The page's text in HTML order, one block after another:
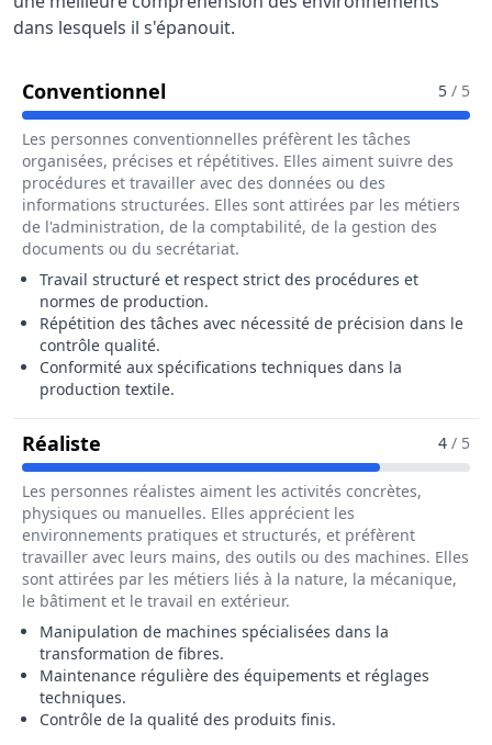
dans lesquels il s'épanouit.
ConventionnelPour Le Métier De Fileur / 5 / 5
Les personnes conventionnelles préfèrent les tâches
organisées, précises et répétitives. Elles aiment suivre des
procédures et travailler avec des données ou des
informations structurées. Elles sont attirées par les métiers
de l'administration, de la comptabilité, de la gestion des
documents ou du secrétariat.
Travail structuré et respect strict des procédures et
normes de production.
Répétition des tâches avec nécessité de précision dans le
contrôle qualité.
Conformité aux spécifications techniques dans la
production textile.
Réaliste Pour Le Métier De Fileur / Fileuse En
4 / 5
Les personnes réalistes aiment les activités concrètes,
physiques ou manuelles. Elles apprécient les
environnements pratiques et structurés, et préfèrent
travailler avec leurs mains, des outils ou des machines. Elles
sont attirées par les métiers liés à la nature, la mécanique,
le bâtiment et le travail en extérieur.
Manipulation de machines spécialisées dans la
transformation de fibres.
Maintenance régulière des équipements et réglages
techniques.
Contrôle de la qualité des produits finis.